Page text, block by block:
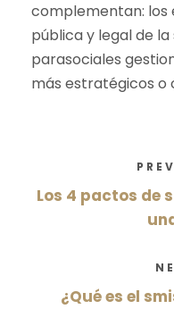
complementan:
pública y legal de
parasociales
más estratégicos o
Los 4 pactos de
¿Qué es el